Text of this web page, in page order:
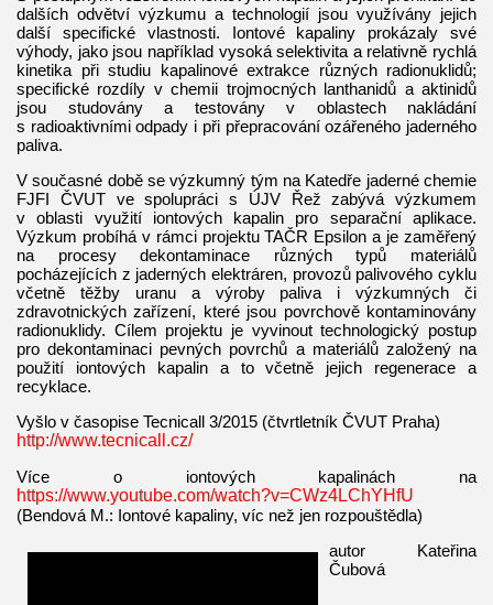
dalších odvětví výzkumu a technologií jsou využívány jejich
další specifické vlastnosti. Iontové kapaliny prokázaly své
výhody, jako jsou například vysoká selektivita a relativně rychlá
kinetika při studiu kapalinové extrakce různých radionuklidů;
specifické rozdíly v chemii trojmocných lanthanidů a aktinidů
jsou studovány a testovány v oblastech nakládání
s radioaktivními odpady i při přepracování ozářeného jaderného
paliva.
V současné době se výzkumný tým na Katedře jaderné chemie
FJFI ČVUT ve spolupráci s ÚJV Řež zabývá výzkumem
v oblasti využití iontových kapalin pro separační aplikace.
Výzkum probíhá v rámci projektu TAČR Epsilon a je zaměřený
na procesy dekontaminace různých typů materiálů
pocházejících z jaderných elektráren, provozů palivového cyklu
včetně těžby uranu a výroby paliva i výzkumných či
zdravotnických zařízení, které jsou povrchově kontaminovány
radionuklidy. Cílem projektu je vyvinout technologický postup
pro dekontaminaci pevných povrchů a materiálů založený na
použití iontových kapalin a to včetně jejich regenerace a
recyklace.
Vyšlo v časopise Tecnicall 3/2015 (čtvrtletník ČVUT Praha)
http://www.tecnicall.cz/
Více o iontových kapalinách na
https://www.youtube.com/watch?v=CWz4LChYHfU
(Bendová M.: Iontové kapaliny, víc než jen rozpouštědla)
autor Kateřina
Čubová